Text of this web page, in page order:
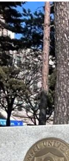
解读 天天学习
直播中国 熊
蓝海中国 新
世界杯 2026年
生活体育大会
态环境 一带一路
险 云顶对话